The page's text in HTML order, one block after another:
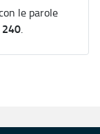
le parole
.